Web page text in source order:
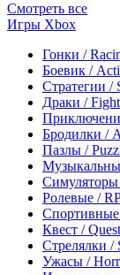
Смотреть все
Игры Xbox
Гонки /
Боевик /
Стратегии /
Драки /
Бродилки /
Пазлы /
Симуляторы
Ролевые /
Спортивные
Квест / Quest
Стрелялки /
Ужасы /